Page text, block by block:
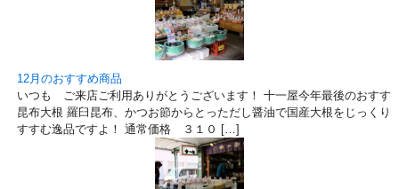
12月のおすすめ商品
いつも ご来店ご利用ありがとうございます！ 十一屋今年最後のおすす
昆布大根 羅臼昆布、かつお節からとっただし醤油で国産大根をじっくり
すすむ逸品ですよ！ 通常価格 ３１０ […]